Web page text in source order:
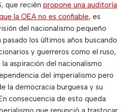
que recién propone una auditoría
la OEA no es confiable, es
del nacionalismo pequeño
los últimos años buscando
y guerreros como el ruso,
aspiración del nacionalismo
del imperialismo pero
la democracia burguesa y su
consecuencia de esto queda